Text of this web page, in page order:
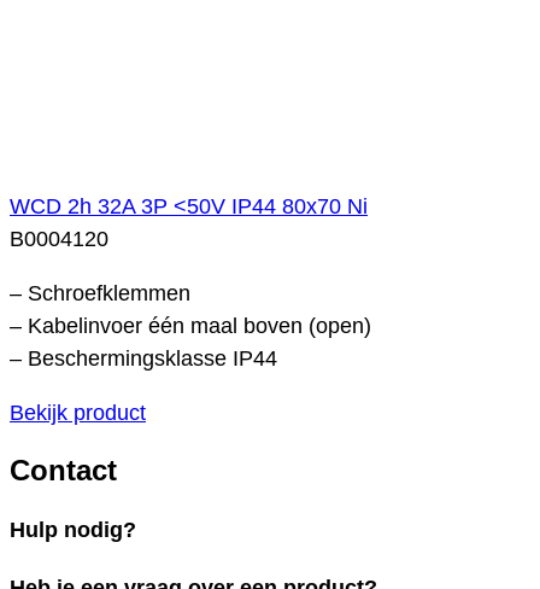
WCD 2h 32A 3P <50V IP44 80x70 Ni
B0004120
– Schroefklemmen
– Kabelinvoer één maal boven (open)
– Beschermingsklasse IP44
Bekijk product
Contact
Hulp nodig?